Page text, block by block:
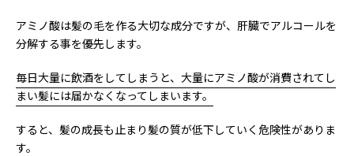
アミノ酸は髪の毛を作る大切な成分ですが、肝臓でアルコールを
分解する事を優先します。
毎日大量に飲酒をしてしまうと、大量にアミノ酸が消費されてし
まい髪には届かなくなってしまいます。
すると、髪の成長も止まり髪の質が低下していく危険性がありま
す。